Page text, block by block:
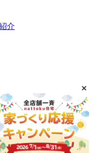
介